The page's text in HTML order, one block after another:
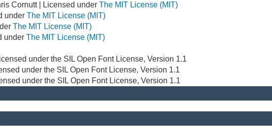
Cornutt | Licensed underThe MIT License (MIT)
underThe MIT License (MIT)
The MIT License (MIT)
underThe MIT License (MIT)
under the SIL Open Font License, Version 1.1
under the SIL Open Font License, Version 1.1
under the SIL Open Font License, Version 1.1